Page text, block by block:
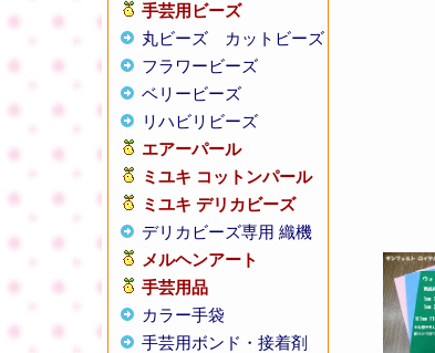
手芸用ビーズ
丸ビーズ
カットビーズ
フラワービーズ
ベリービーズ
リハビリビーズ
エアーパール
ミユキ コットンパール
ミユキ デリカビーズ
デリカビーズ専用 織機
メルヘンアート
手芸用品
カラー手袋
手芸用ボンド・接着剤